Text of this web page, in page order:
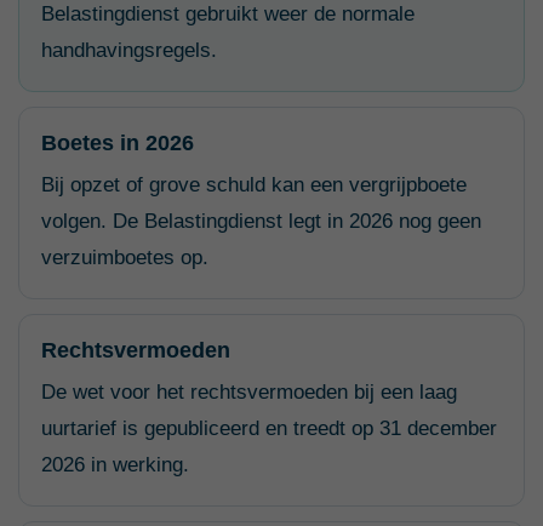
Belastingdienst gebruikt weer de normale
handhavingsregels.
Boetes in 2026
Bij opzet of grove schuld kan een vergrijpboete
volgen. De Belastingdienst legt in 2026 nog geen
verzuimboetes op.
Rechtsvermoeden
De wet voor het rechtsvermoeden bij een laag
uurtarief is gepubliceerd en treedt op 31 december
2026 in werking.